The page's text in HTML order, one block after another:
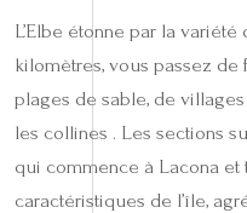
L’Elbe étonne par la
kilomètres, vous passez
plages de sable, de
les collines . Les sections
qui commence à Lacona
caractéristiques de l’île,